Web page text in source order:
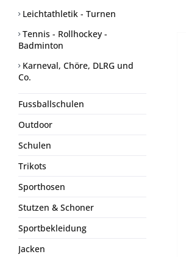
Leichtathletik - Turnen
Tennis - Rollhockey -
Badminton
Karneval, Chöre, DLRG und
Co.
Fussballschulen
Outdoor
Schulen
Trikots
Sporthosen
Stutzen & Schoner
Sportbekleidung
Jacken